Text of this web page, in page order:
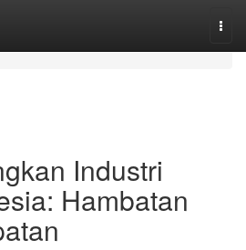
Industri
Hambatan